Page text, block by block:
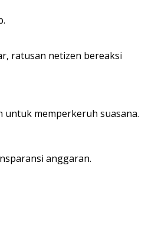
ratusan netizen bereaksi
untuk memperkeruh suasana.
anggaran.